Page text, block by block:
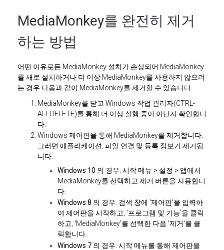
MediaMonkey를 완전히 제거
하는 방법
어떤 이유로든 MediaMonkey 설치가 손상되어 MediaMonkey
를 새로 설치하거나 더 이상 MediaMonkey를 사용하지 않으려
는 경우 다음과 같이 MediaMonkey를 제거할 수 있습니다.
MediaMonkey를 닫고 Windows 작업 관리자(CTRL-
ALT-DELETE)를 통해 더 이상 실행 중이 아닌지 확인합니
다.
Windows 제어판을 통해 MediaMonkey를 제거합니다.
그러면 애플리케이션, 파일 연결 및 등록 정보가 제거됩
니다.
Windows 10 의 경우: 시작 메뉴 > 설정 > 앱에서
MediaMonkey를 선택하고 제거 버튼을 사용합니
다.
Windows 8 의 경우: 검색 창에 '제어판'을 입력하
여 제어판을 시작하고, '프로그램 및 기능'을 클릭
하고, 'MediaMonkey'를 선택한 다음 '제거'를 클
릭합니다.
Windows 7 의 경우: 시작 메뉴를 통해 제어판을